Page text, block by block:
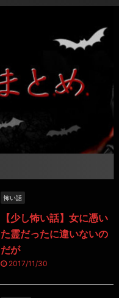
怖い話
【少し怖い話】女に憑い
た霊だったに違いないの
だが
2017/11/30